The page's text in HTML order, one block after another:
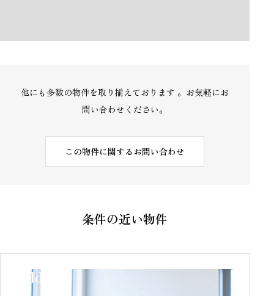
他にも多数の物件を取り揃えております 。お気軽にお
問い合わせください。
この物件に関するお問い合わせ
条件の近い物件
sold out